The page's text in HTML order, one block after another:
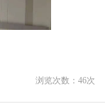
浏览次数： 46次